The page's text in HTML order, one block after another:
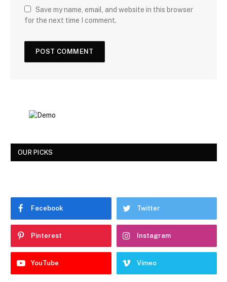
Save my name, email, and website in this browser
for the next time I comment.
OUR PICKS
Facebook Twitter
Pinterest Instagram
YouTube Vimeo